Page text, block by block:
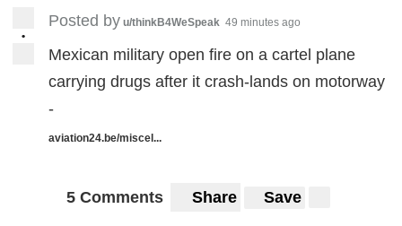
•
Posted by u/thinkB4WeSpeak 49 minutes ago
Mexican military open fire on a cartel plane
carrying drugs after it crash-lands on motorway
-
aviation24.be/miscel...
5 Comments Share Save